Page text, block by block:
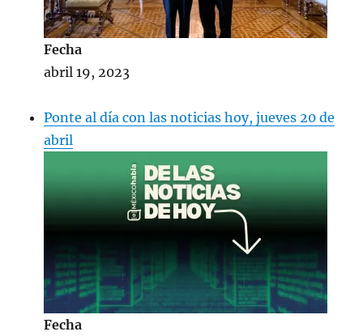
Fecha
abril 19, 2023
Ponte al día con las noticias hoy, jueves 20 de
abril
Fecha